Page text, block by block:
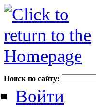
Поиск по сайту:
Войти